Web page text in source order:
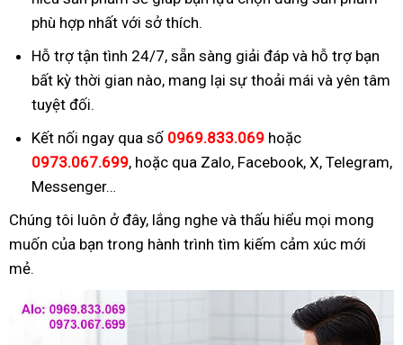
phù hợp nhất với sở thích.
Hỗ trợ tận tình 24/7, sẵn sàng giải đáp và hỗ trợ bạn
bất kỳ thời gian nào, mang lại sự thoải mái và yên tâm
tuyệt đối.
Kết nối ngay qua số 0969.833.069 hoặc
0973.067.699, hoặc qua Zalo, Facebook, X, Telegram,
Messenger…
Chúng tôi luôn ở đây, lắng nghe và thấu hiểu mọi mong
muốn của bạn trong hành trình tìm kiếm cảm xúc mới
mẻ.